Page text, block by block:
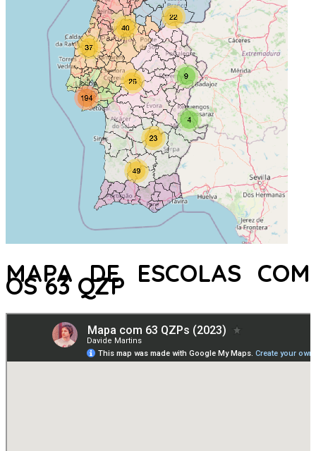
MAPA DE ESCOLAS COM
OS 63 QZP